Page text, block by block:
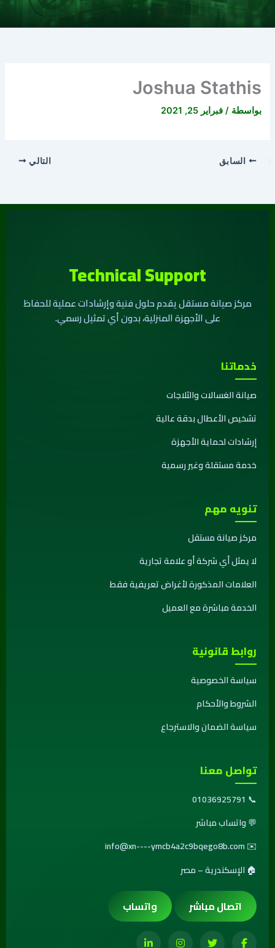
Joshua Stathis
بواسطة /فبراير 25, 2021
السابق التالي
Technical Support
مركز صيانة مستقل يقدم حلول فنية وإرشادات عملية للحفاظ
على الأجهزة المنزلية، بدون أي تمثيل رسمي.
خدماتنا
صيانة الغسالات والثلاجات
تشخيص الأعطال بدقة عالية
إرشادات لحماية الأجهزة
خدمة مستقلة وغير رسمية
تنويه مهم
مركز صيانة مستقل
لا يمثل أي شركة أو علامة تجارية
العلامات المذكورة لأغراض تعريفية فقط
الخدمة مباشرة مع العميل
روابط قانونية
سياسة الخصوصية
الشروط والأحكام
سياسة الضمان والاسترجاع
تواصل معنا
📞
01036925791
💬واتساب مباشر
✉️
info@xn----ymcb4a2c9bqego8b.com
🏠 الإسكندرية – مصر
اتصال مباشر واتساب